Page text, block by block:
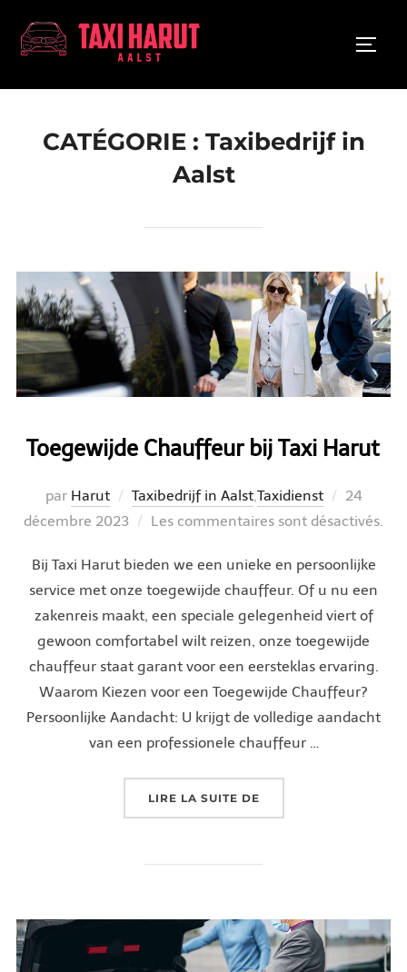
contenu
CATÉGORIE : Taxibedrijf in
Aalst
Toegewijde Chauffeur bij Taxi Harut
par Harut Taxibedrijf in Aalst,Taxidienst
Publié
le
24
décembre 2023
Les commentaires sont désactivés.
Bij Taxi Harut bieden we een unieke en persoonlijke
service met onze toegewijde chauffeur. Of u nu een
zakenreis maakt, een speciale gelegenheid viert of
gewoon comfortabel wilt reizen, onze toegewijde
chauffeur staat garant voor een eersteklas ervaring.
Waarom Kiezen voor een Toegewijde Chauffeur?
Persoonlijke Aandacht: U krijgt de volledige aandacht
van een professionele chauffeur …
LIRE LA SUITE DE« TOEGEWIJDE